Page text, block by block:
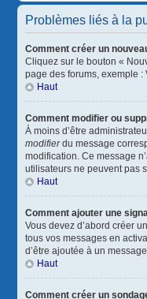
Problèmes liés à la
Comment créer un
Cliquez sur le bouton «
page des forums, exemple :
Haut
Comment modifier ou
À moins d’être
modifierdu message
modification. Ce message
utilisateurs ne peuvent pas
Haut
Comment ajouter une
Vous devez d’abord créer
tous vos messages en
d’être ajoutée à un
Haut
Comment créer un